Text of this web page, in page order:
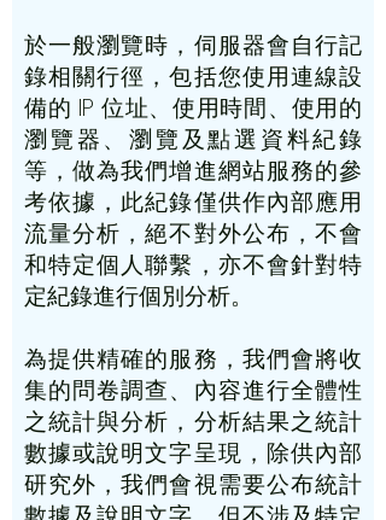
於一般瀏覽時，伺服器會自行記
錄相關行徑，包括您使用連線設
備的 IP 位址、使用時間、使用的
瀏覽器、瀏覽及點選資料紀錄
等，做為我們增進網站服務的參
考依據，此紀錄僅供作內部應用
流量分析，絕不對外公布，不會
和特定個人聯繫，亦不會針對特
定紀錄進行個別分析。
為提供精確的服務，我們會將收
集的問卷調查、內容進行全體性
之統計與分析，分析結果之統計
數據或說明文字呈現，除供內部
研究外，我們會視需要公布統計